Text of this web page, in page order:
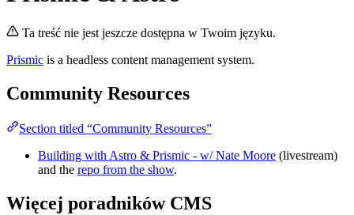
Ta treść nie jest jeszcze dostępna w Twoim języku.
Prismic is a headless content management system.
Community Resources
Section titled “Community Resources”
Building with Astro & Prismic - w/ Nate Moore (livestream)
and the repo from the show.
Więcej poradników CMS